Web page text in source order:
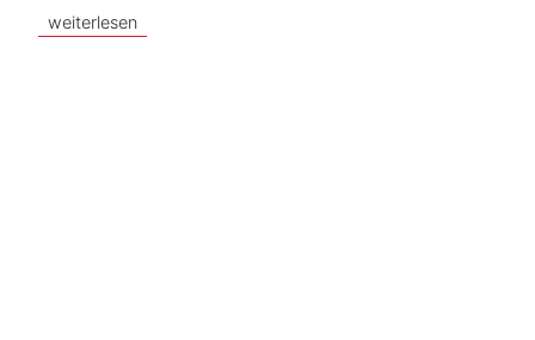
weiterlesen